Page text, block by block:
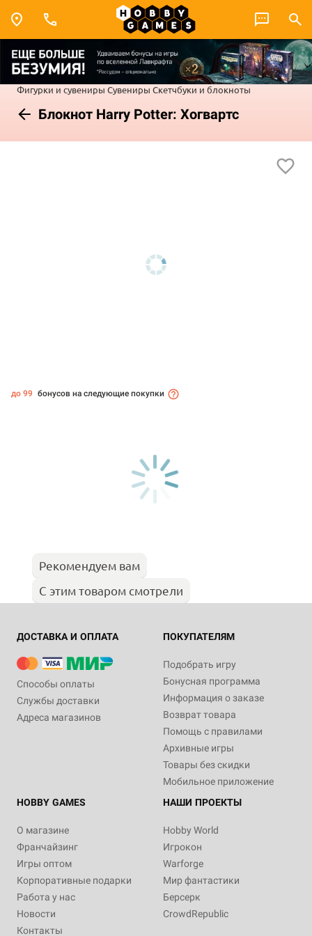
Фигурки и сувениры Сувениры Скетчбуки и блокноты
Блокнот Harry Potter: Хогвартс
до 99 бонусов на следующие покупки
Рекомендуем вам
С этим товаром смотрели
ДОСТАВКА И ОПЛАТА
Способы оплаты
Службы доставки
Адреса магазинов
ПОКУПАТЕЛЯМ
Подобрать игру
Бонусная программа
Информация о заказе
Возврат товара
Помощь с правилами
Архивные игры
Товары без скидки
Мобильное приложение
HOBBY GAMES
О магазине
Франчайзинг
Игры оптом
Корпоративные подарки
Работа у нас
Новости
Контакты
НАШИ ПРОЕКТЫ
Hobby World
Игрокон
Warforge
Мир фантастики
Берсерк
CrowdRepublic